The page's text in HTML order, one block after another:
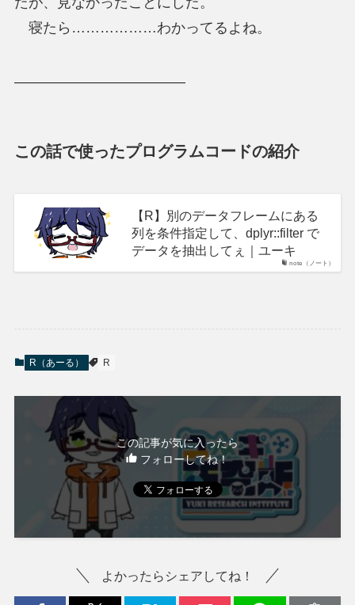
寝たら………………わかってるよね。
————————————
この話で使ったプログラムコードの紹介
note（ノート）
【R】別のデータフレームにある
列を条件指定して、dplyr::filter で
データを抽出してぇ｜ユーキ
R（あーる） R
この記事が気に入ったら
フォローしてね！
よかったらシェアしてね！